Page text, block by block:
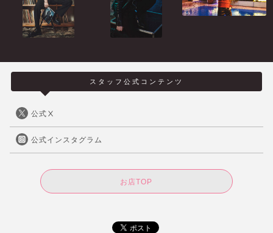
スタッフ公式コンテンツ
公式Ⅹ
公式インスタグラム
お店TOP